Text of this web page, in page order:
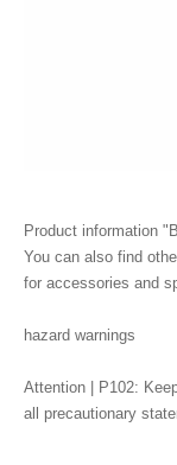
Product information
You can also find
for accessories and
hazard warnings
Attention | P102:
all precautionary